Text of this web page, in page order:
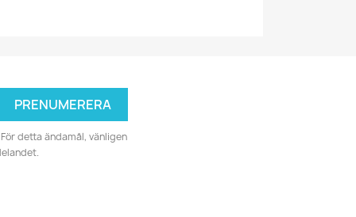
detta ändamål, vänligen